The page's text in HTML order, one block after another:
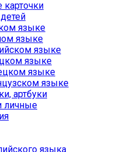
языке
языке
языке
языке
языке
языке
артбуки
личные
языка